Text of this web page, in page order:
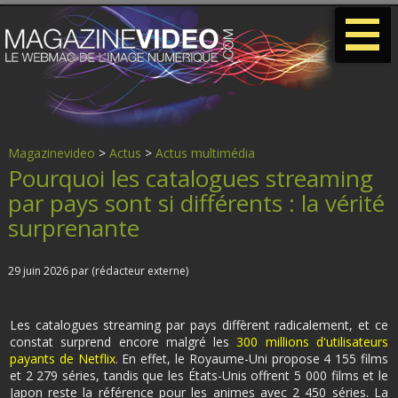
Magazinevideo > Actus > Actus multimédia
Pourquoi les catalogues streaming
par pays sont si différents : la vérité
surprenante
29 juin 2026 par (rédacteur externe)
Les catalogues streaming par pays diffèrent radicalement, et ce
constat surprend encore malgré les 300 millions d'utilisateurs
payants de Netflix. En effet, le Royaume-Uni propose 4 155 films
et 2 279 séries, tandis que les États-Unis offrent 5 000 films et le
Japon reste la référence pour les animes avec 2 450 séries. La
-
-
-